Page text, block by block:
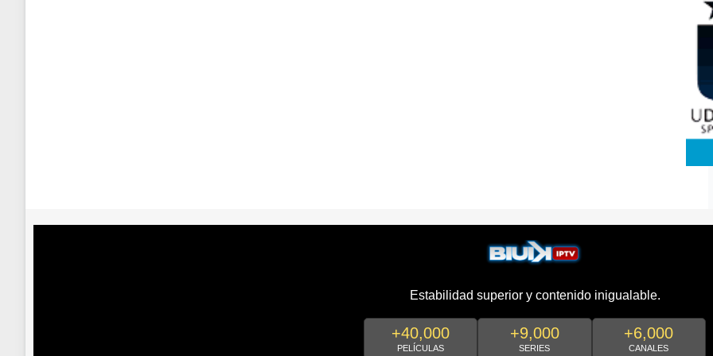
Estabilidad superior y contenido inigualable.
+40,000
PELÍCULAS
+9,000
SERIES
+6,000
CANALES